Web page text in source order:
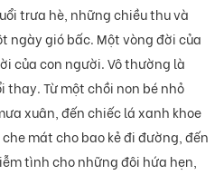
trưa hè, những chiều thu và
ngày gió bấc. Một vòng đời của
của con người. Vô thường là
thay. Từ một chồi non bé nhỏ
xuân, đến chiếc lá xanh khoe
mát cho bao kẻ đi đường, đến
tình cho những đôi hứa hẹn,